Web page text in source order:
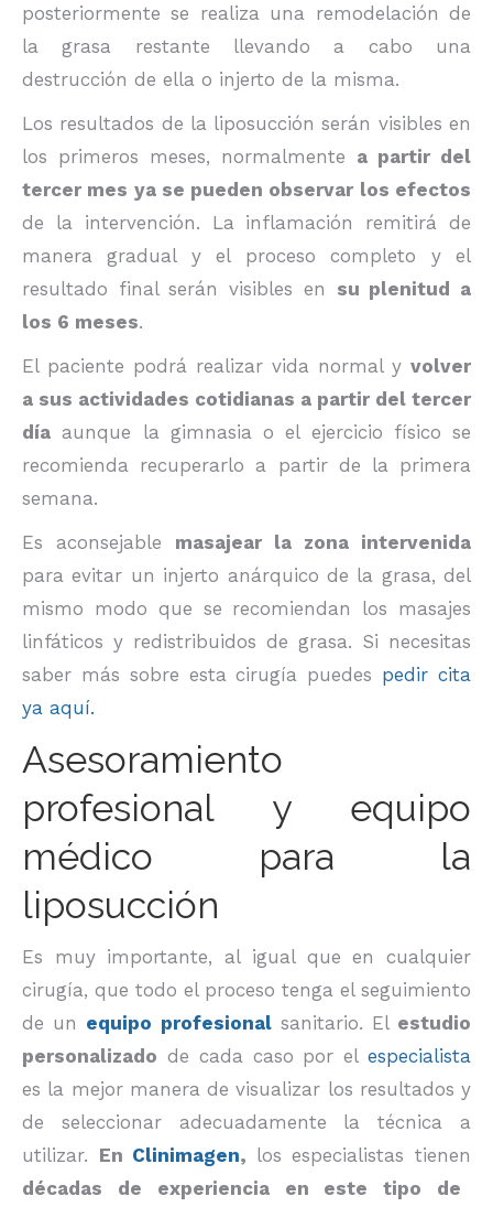
posteriormente se realiza una remodelación de
la grasa restante llevando a cabo una
destrucción de ella o injerto de la misma.
Los resultados de la liposucción serán visibles en
los primeros meses, normalmente a partir del
tercer mes ya se pueden observar los efectos
de la intervención. La inflamación remitirá de
manera gradual y el proceso completo y el
resultado final serán visibles en su plenitud a
los 6 meses.
El paciente podrá realizar vida normal y volver
a sus actividades cotidianas a partir del tercer
día aunque la gimnasia o el ejercicio físico se
recomienda recuperarlo a partir de la primera
semana.
Es aconsejable masajear la zona intervenida
para evitar un injerto anárquico de la grasa, del
mismo modo que se recomiendan los masajes
linfáticos y redistribuidos de grasa. Si necesitas
saber más sobre esta cirugía puedes pedir cita
ya aquí.
Asesoramiento
profesional y equipo
médico para la
liposucción
Es muy importante, al igual que en cualquier
cirugía, que todo el proceso tenga el seguimiento
de un equipo profesionalsanitario. El estudio
personalizado de cada caso por el especialista
es la mejor manera de visualizar los resultados y
de seleccionar adecuadamente la técnica a
utilizar. En Clinimagen, los especialistas tienen
décadas de experiencia en este tipo de